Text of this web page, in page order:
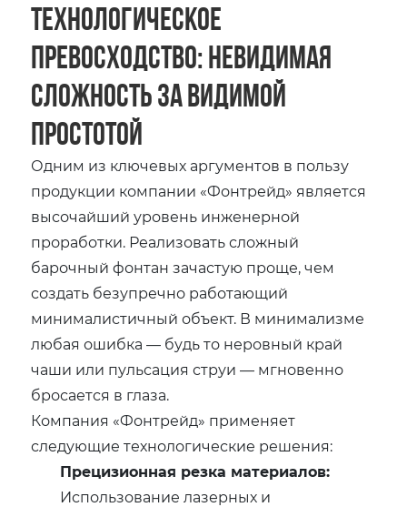
Технологическое
превосходство: Невидимая
сложность за видимой
простотой
Одним из ключевых аргументов в пользу
продукции компании «Фонтрейд» является
высочайший уровень инженерной
проработки. Реализовать сложный
барочный фонтан зачастую проще, чем
создать безупречно работающий
минималистичный объект. В минимализме
любая ошибка — будь то неровный край
чаши или пульсация струи — мгновенно
бросается в глаза.
Компания «Фонтрейд» применяет
следующие технологические решения:
Прецизионная резка материалов:
Использование лазерных и